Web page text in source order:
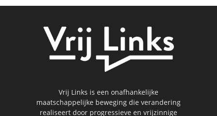
Vrij Links is een onafhankelijke
maatschappelijke beweging die verandering
realiseert door progressieve en vrijzinnige